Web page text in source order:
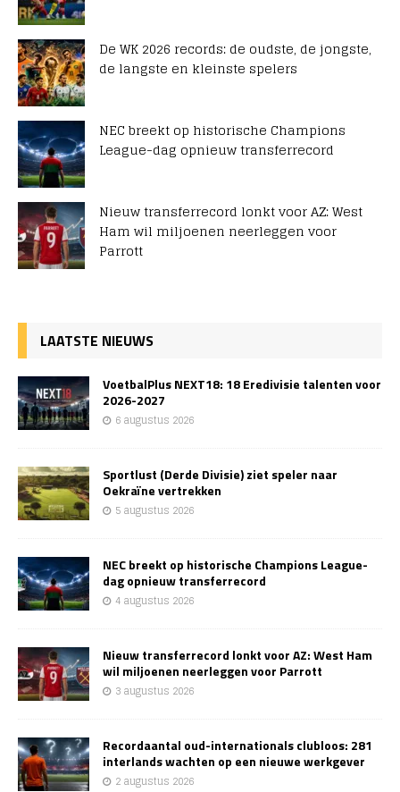
De WK 2026 records: de oudste, de jongste,
de langste en kleinste spelers
NEC breekt op historische Champions
League-dag opnieuw transferrecord
Nieuw transferrecord lonkt voor AZ: West
Ham wil miljoenen neerleggen voor
Parrott
LAATSTE NIEUWS
VoetbalPlus NEXT18: 18 Eredivisie talenten voor
2026-2027
6 augustus 2026
Sportlust (Derde Divisie) ziet speler naar
Oekraïne vertrekken
5 augustus 2026
NEC breekt op historische Champions League-
dag opnieuw transferrecord
4 augustus 2026
Nieuw transferrecord lonkt voor AZ: West Ham
wil miljoenen neerleggen voor Parrott
3 augustus 2026
Recordaantal oud-internationals clubloos: 281
interlands wachten op een nieuwe werkgever
2 augustus 2026